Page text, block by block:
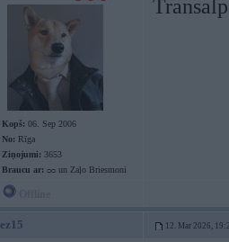
Kopš: 06. Sep 2006
No: Rīga
Ziņojumi: 3653
Braucu ar: ᴑᴑ un Zaļo Briesmoni
ez15 12. Mar 2026,